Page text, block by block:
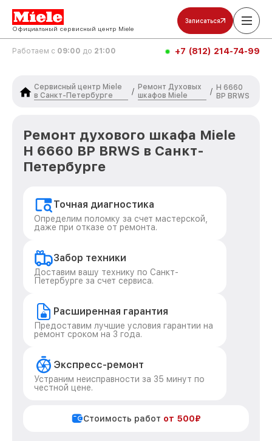
Официальный сервисный центр Miele
Записаться
Работаем с 09:00 до 21:00 +7 (812) 214-74-99
Сервисный центр Miele
в Санкт-Петербурге
/
Ремонт Духовых
шкафов Miele
/ H 6660
BP BRWS
Ремонт духового шкафа Miele
H 6660 BP BRWS в Санкт-
Петербурге
Точная диагностика
Определим поломку за счет мастерской,
даже при отказе от ремонта.
Забор техники
Доставим вашу технику по Санкт-
Петербурге за счет сервиса.
Расширенная гарантия
Предоставим лучшие условия гарантии на
ремонт сроком на 3 года.
Экспресс-ремонт
Устраним неисправности за 35 минут по
честной цене.
Стоимость работ от 500₽